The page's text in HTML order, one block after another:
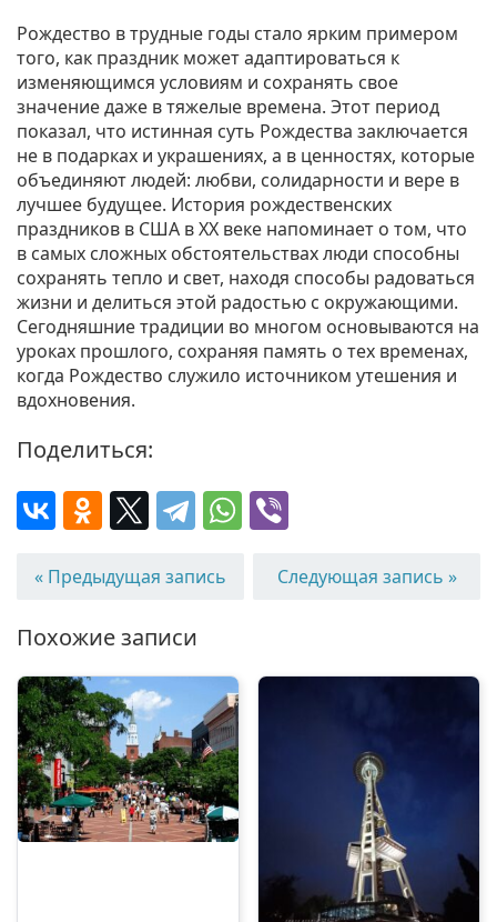
Рождество в трудные годы стало ярким примером
того, как праздник может адаптироваться к
изменяющимся условиям и сохранять свое
значение даже в тяжелые времена. Этот период
показал, что истинная суть Рождества заключается
не в подарках и украшениях, а в ценностях, которые
объединяют людей: любви, солидарности и вере в
лучшее будущее. История рождественских
праздников в США в XX веке напоминает о том, что
в самых сложных обстоятельствах люди способны
сохранять тепло и свет, находя способы радоваться
жизни и делиться этой радостью с окружающими.
Сегодняшние традиции во многом основываются на
уроках прошлого, сохраняя память о тех временах,
когда Рождество служило источником утешения и
вдохновения.
Поделиться:
« Предыдущая запись Следующая запись »
Похожие записи